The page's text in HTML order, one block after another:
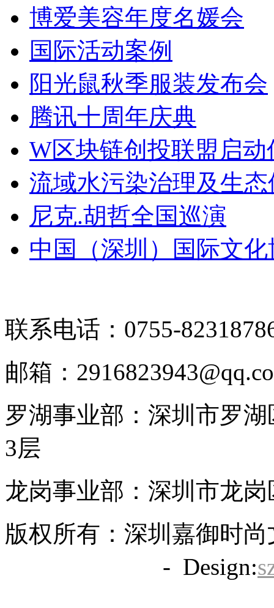
博爱美容年度名媛会
国际活动案例
阳光鼠秋季服装发布会
腾讯十周年庆典
W区块链创投联盟启
流域水污染治理及生
尼克.胡哲全国巡演
中国（深圳）国际文
联系电话：0755-
邮箱：
罗湖事业部：深圳市罗
3层
龙岗事业部：深圳市龙
版权所有：深圳嘉御时
- Design: